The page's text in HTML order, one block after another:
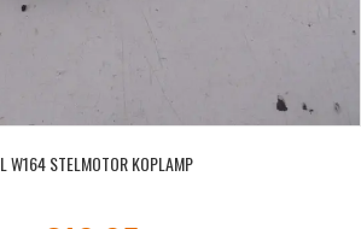
W164 STELMOTOR KOPLAMP